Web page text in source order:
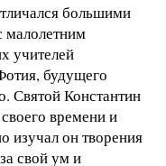
большими
малолетним
учителей
будущего
Святой Константин
времени и
изучал он творения
свой ум и